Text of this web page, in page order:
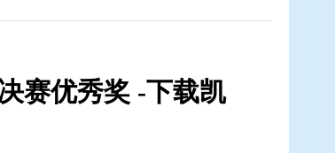
赛优秀奖 -下载凯